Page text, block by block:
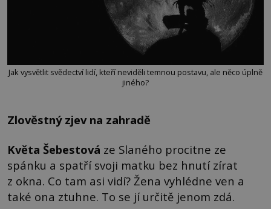
Jak vysvětlit svědectví lidí, kteří neviděli temnou postavu, ale něco úplně
jiného?
Zlověstný zjev na zahradě
Květa Šebestová ze Slaného procitne ze
spánku a spatří svoji matku bez hnutí zírat
z okna. Co tam asi vidí? Žena vyhlédne ven a
také ona ztuhne. To se jí určitě jenom zdá.